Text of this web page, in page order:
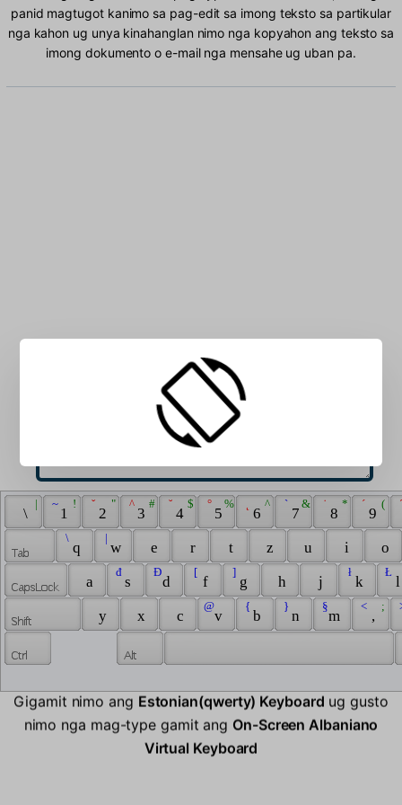
panid magtugot kanimo sa pag-edit sa imong teksto sa partikular
nga kahon ug unya kinahanglan nimo nga kopyahon ang teksto sa
imong dokumento o e-mail nga mensahe ug uban pa.
Isulat ang Albaniano nga mga karakter sa kahon:
\
|
1
!
~
2
"
ˇ
3
#
^
4
$
˘
5
%
°
6
^
7
&
`
8
*
˙
9
(
´
q
\
w
|
e r t z u i
o
a
s
đ
d
Đ
f
[
g
]
h j k
ł Ł
y x c v
@
b
{
n
}
m
§
,
;
<
Gigamit nimo ang Estonian(qwerty) Keyboard ug gusto
nimo nga mag-type gamit ang On-Screen Albaniano
Virtual Keyboard